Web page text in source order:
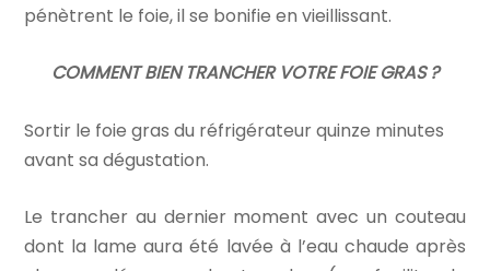
pénètrent le foie, il se bonifie en vieillissant.
COMMENT BIEN TRANCHER VOTRE FOIE GRAS ?
Sortir le foie gras du réfrigérateur quinze minutes
avant sa dégustation.
Le trancher au dernier moment avec un couteau
dont la lame aura été lavée à l’eau chaude après